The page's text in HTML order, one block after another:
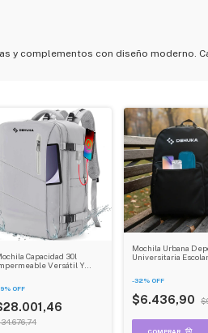
y complementos con diseño moderno.
Capacidad 30l
Versátil Y
% OFF
Mochila Urbana
Universitaria
-32% OFF
$6.436,90